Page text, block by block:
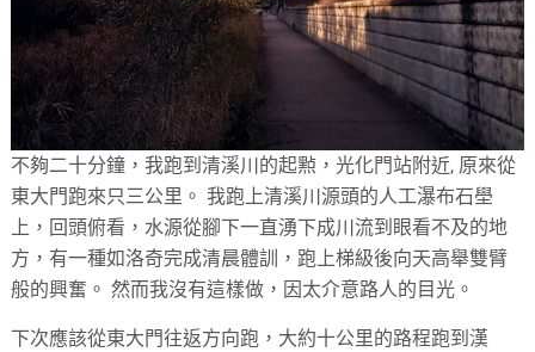
不夠二十分鐘，我跑到清溪川的起㸃，光化門站附近, 原來從
東大門跑來只三公里。 我跑上清溪川源頭的人工瀑布石壆
上，回頭俯看，水源從腳下一直湧下成川流到眼看不及的地
方，有一種如洛奇完成清晨體訓，跑上梯級後向天高舉雙臂
般的興奮。 然而我沒有這樣做，因太介意路人的目光。
下次應該從東大門往返方向跑，大約十公里的路程跑到漢